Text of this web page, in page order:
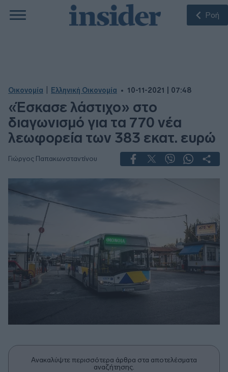
Ροή
Οικονομία Ελληνική Οικονομία 10-11-2021 | 07:48
«Έσκασε λάστιχο» στο
διαγωνισμό για τα 770 νέα
λεωφορεία των 383 εκατ. ευρώ
Γιώργος Παπακωνσταντίνου
Ανακαλύψτε περισσότερα άρθρα στα αποτελέσματα
αναζήτησης.